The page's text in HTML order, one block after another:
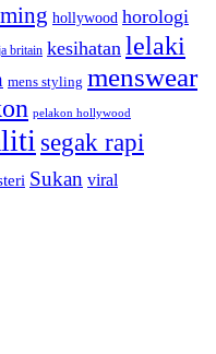
hollywood horologi
britain kesihatan lelaki
mens styling menswear
pelakon hollywood
segak rapi
Sukan viral